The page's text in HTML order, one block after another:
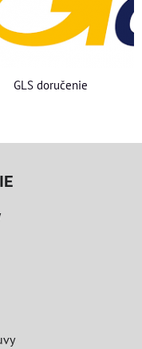
GLS doručenie